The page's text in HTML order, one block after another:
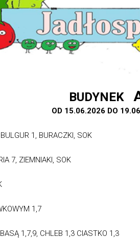
BUDYNEK
OD 15.06.2026 DO
1, BURACZKI, SOK
7, ZIEMNIAKI, SOK
1,7
1,7,9, CHLEB 1,3 CIASTKO 1,3